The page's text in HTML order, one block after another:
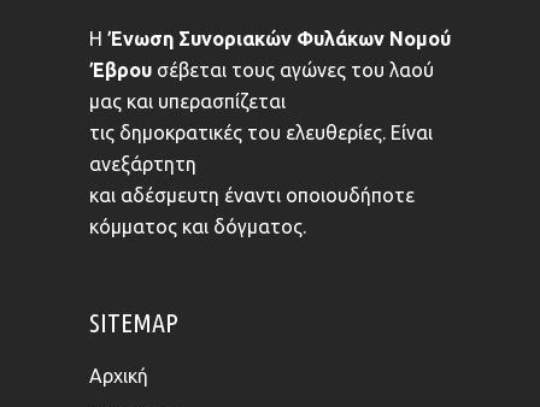
Η Ένωση Συνοριακών Φυλάκων Νομού
Έβρου σέβεται τους αγώνες του λαού
μας και υπερασπίζεται
τις δημοκρατικές του ελευθερίες. Είναι
ανεξάρτητη
και αδέσμευτη έναντι οποιουδήποτε
κόμματος και δόγματος.
SITEMAP
Αρχική